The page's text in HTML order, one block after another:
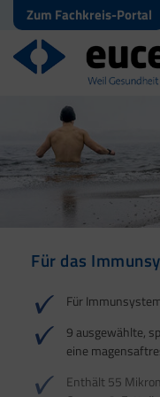
Zum Fachkreis-Portal
Für das
Für
9 ausgewählte,
eine
Enthält 55
Für Haut, Haare
Für Ihre